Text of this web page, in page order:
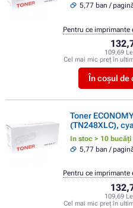
5,77 ban /
109,69
Cel mai mic preț în
În coșul de
Pentru ce
Toner
(TN248XLC),
In stoc > 10 bucăți
5,77 ban /
109,69
Cel mai mic preț în
Pentru ce